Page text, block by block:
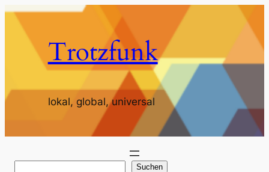
Trotzfunk
lokal, global, universal
Suchen